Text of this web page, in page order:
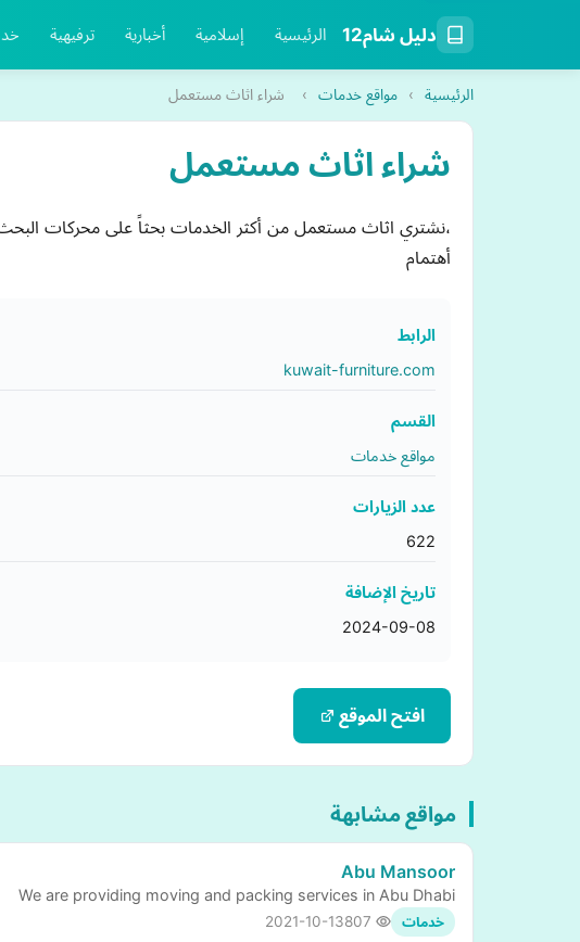
دليل شام12 الرئيسية إسلامية أخبارية ترفيهية
الرئيسية › مواقع خدمات › شراء اثاث مستعمل
شراء اثاث مستعمل
،نشتري اثاث مستعمل من أكثر الخدمات بحثاً على محركات
أهتمام
الرابط
kuwait-furniture.com
القسم
مواقع خدمات
عدد الزيارات
622
تاريخ الإضافة
2024-09-08
افتح الموقع
مواقع مشابهة
Abu Mansoor
We are providing moving and packing services in Abu Dhabi
خدمات 2021-10-13